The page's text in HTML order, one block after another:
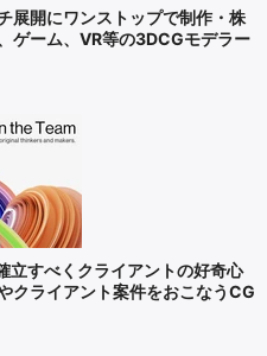
展開にワンストップで制作・株
ゲーム、VR等の3DCGモデラー
立すべくクライアントの好奇心
クライアント案件をおこなうCG